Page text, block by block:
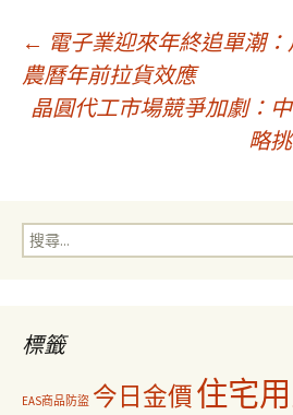
文
章
覽
← 電子業迎來年終追單潮
農曆年前拉貨效應
晶圓代工市場競爭加劇：
略
搜
尋
標籤
EAS商品防盜 今日金價住宅